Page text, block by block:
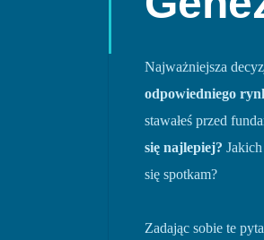
Najważniejsza
odpowiedniego
stawałeś przed
się najlepiej?
się spotkam?
Zadając sobie te